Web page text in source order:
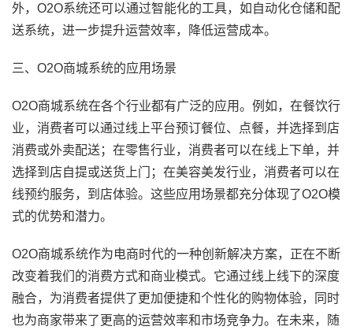
外，O2O系统还可以通过智能化的工具，如自动化仓储和配
送系统，进一步提升运营效率，降低运营成本。
三、O2O商城系统的应用场景
O2O商城系统在各个行业都有广泛的应用。例如，在餐饮行
业，消费者可以通过线上平台预订餐位、点餐，并选择到店
消费或外卖配送；在零售行业，消费者可以在线上下单，并
选择到店自提或送货上门；在美容美发行业，消费者可以在
线预约服务，到店体验。这些应用场景都充分体现了O2O模
式的优势和潜力。
O2O商城系统作为电商时代的一种创新解决方案，正在不断
改变着我们的消费方式和商业模式。它通过线上线下的深度
融合，为消费者提供了更加便捷和个性化的购物体验，同时
也为商家带来了更高的运营效率和市场竞争力。在未来，随